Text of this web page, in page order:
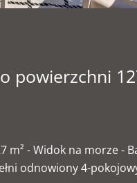
powierzchni
- Widok na morze -
odnowiony 4-